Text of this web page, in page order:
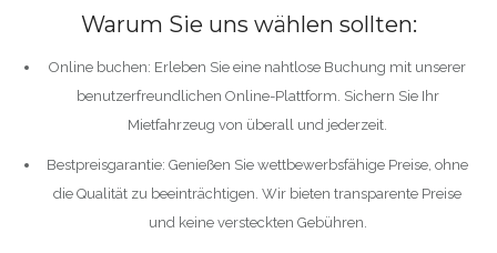
Warum Sie uns wählen sollten:
Online buchen: Erleben Sie eine nahtlose Buchung mit unserer
benutzerfreundlichen Online-Plattform. Sichern Sie Ihr
Mietfahrzeug von überall und jederzeit.
Bestpreisgarantie: Genießen Sie wettbewerbsfähige Preise, ohne
die Qualität zu beeinträchtigen. Wir bieten transparente Preise
und keine versteckten Gebühren.